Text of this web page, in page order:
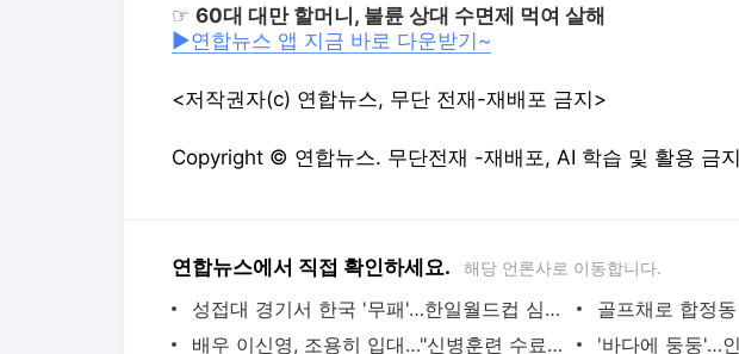
☞ 60대 대만 할머니, 불륜 상대 수면제 먹여 살해
▶연합뉴스 앱 지금 바로 다운받기~
<저작권자(c) 연합뉴스, 무단 전재-재배포 금지>
Copyright © 연합뉴스. 무단전재 -재배포, AI 학습 및 활용 금지
연합뉴스에서 직접 확인하세요. 해당 언론사로 이동합니다.
성접대 경기서 한국 '무패'…한일월드컵 심판매수설 재점화될 듯 | 연합뉴스
배우 이신영, 조용히 입대…"신병훈련 수료, 군 생활 집중" | 연합뉴스